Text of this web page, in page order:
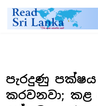
පැරදුණු
කරවනවා; කළ